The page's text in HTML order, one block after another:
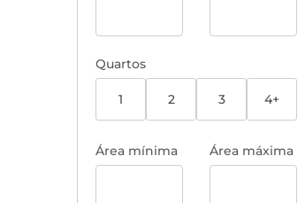
Quartos
1 2 3 4+
Área mínima Área máxima